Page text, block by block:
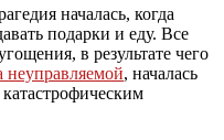
началась, когда
подарки и еду. Все
в результате чего
неуправляемой, началась